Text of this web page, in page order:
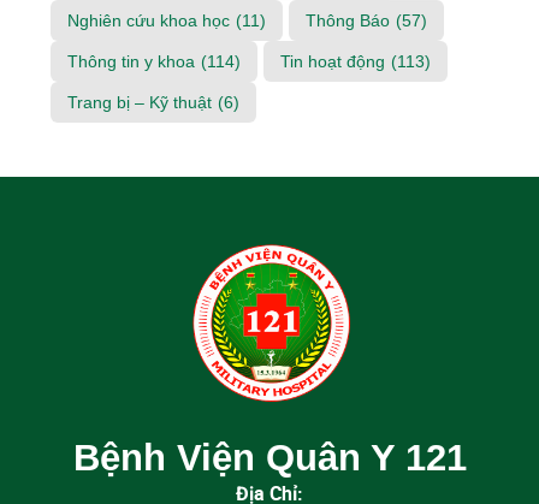
Nghiên cứu khoa học (11) Thông Báo (57)
Thông tin y khoa (114) Tin hoạt động (113)
Trang bị – Kỹ thuật (6)
Bệnh Viện Quân Y 121
Địa Chỉ: